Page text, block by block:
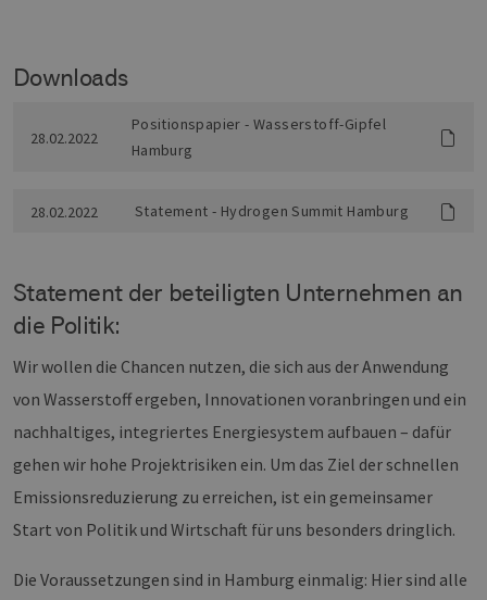
Downloads
28.02.2022
Positionspapier - Wasserstoff-Gipfel
Hamburg
28.02.2022 Statement - Hydrogen Summit Hamburg
Statement der beteiligten Unternehmen an
die Politik:
Wir wollen die Chancen nutzen, die sich aus der Anwendung
von Wasserstoff ergeben, Innovationen voranbringen und ein
nachhaltiges, integriertes Energiesystem aufbauen – dafür
gehen wir hohe Projektrisiken ein. Um das Ziel der schnellen
Emissionsreduzierung zu erreichen, ist ein gemeinsamer
Start von Politik und Wirtschaft für uns besonders dringlich.
Die Voraussetzungen sind in Hamburg einmalig: Hier sind alle